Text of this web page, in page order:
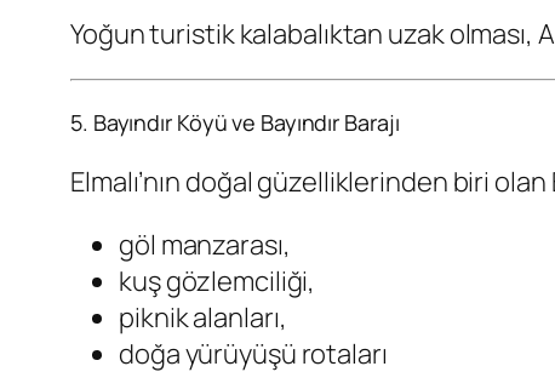
Yoğun turistik kalabalıktan uzak olması,
5. Bayındır Köyü ve Bayındır Barajı
Elmalı’nın doğal güzelliklerinden biri olan
göl manzarası,
kuş gözlemciliği,
piknik alanları,
doğa yürüyüşü rotaları